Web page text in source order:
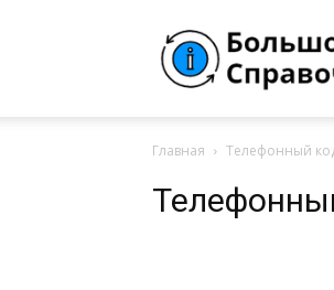
Справочная
России
Главная Телефонный